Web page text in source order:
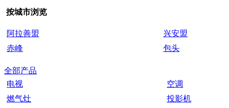
按城市浏览
阿拉善盟 兴安盟
赤峰
包头
全部产品
电视
空调
燃气灶
投影机